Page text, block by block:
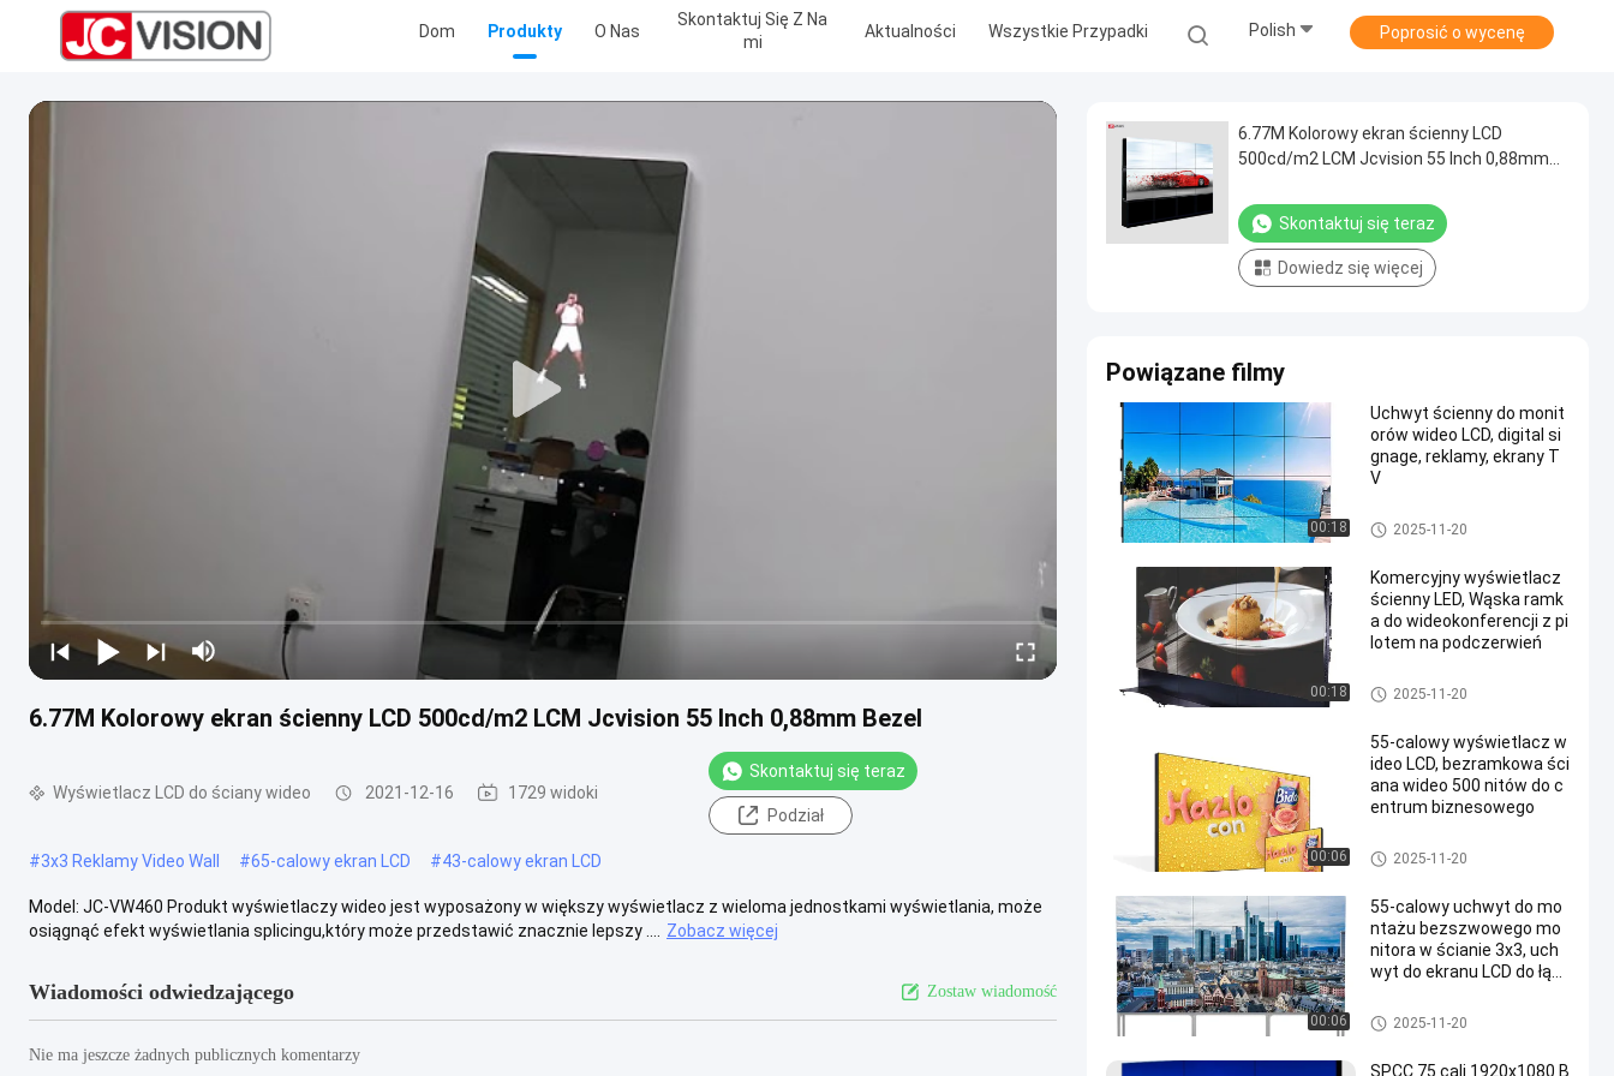
Dom Produkty O Nas
Skontaktuj Się Z Na
Mi
Aktualności Wszystkie Przypadki Polish Poprosić o wycenę
6.77M Kolorowy ekran ścienny LCD 500cd/m2 LCM Jcvision 55 Inch 0,88mm Bezel
Wyświetlacz LCD do ściany wideo 2021-12-16 1729 widoki
Skontaktuj się teraz
Podział
#3x3 Reklamy Video Wall #65-calowy ekran LCD #43-calowy ekran LCD
Model: JC-VW460 Produkt wyświetlaczy wideo jest wyposażony w większy wyświetlacz z wieloma jednostkami wyświetlania, może
osiągnąć efekt wyświetlania splicingu,który może przedstawić znacznie lepszy ....
Zobacz więcej
Wiadomości odwiedzającego Zostaw wiadomość
Nie ma jeszcze żadnych publicznych komentarzy
6.77M Kolorowy ekran ścienny LCD
500cd/m2 LCM Jcvision 55 Inch 0,88mm
Skontaktuj się teraz
Dowiedz się więcej
Powiązane filmy
00:18
Uchwyt ścienny do monit
orów wideo LCD, digital si
gnage, reklamy, ekrany T
V
Wyświetlacz LCD do ściany wi
deo
2025-11-20
00:18
Komercyjny wyświetlacz
ścienny LED, Wąska ramk
a do wideokonferencji z pi
lotem na podczerwień
Wyświetlacz LCD do ściany wi
deo
2025-11-20
00:06
55-calowy wyświetlacz w
ideo LCD, bezramkowa ści
ana wideo 500 nitów do c
entrum biznesowego
Wyświetlacz LCD do ściany wi
deo
2025-11-20
00:06
55-calowy uchwyt do mo
ntażu bezszwowego mo
nitora w ścianie 3x3, uch
wyt do ekranu LCD do łąc
Wyświetlacz LCD do ściany wi
deo
2025-11-20
SPCC 75 cali 1920x1080 B